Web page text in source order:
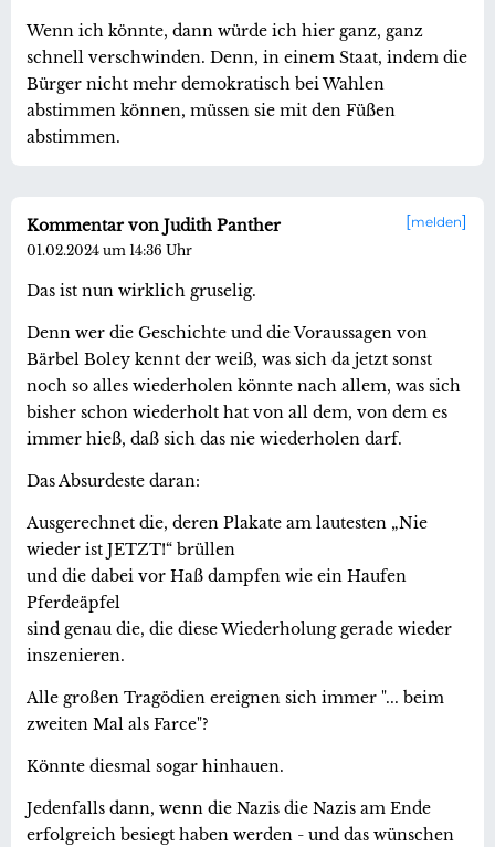
Wenn ich könnte, dann würde ich hier ganz, ganz
schnell verschwinden. Denn, in einem Staat, indem die
Bürger nicht mehr demokratisch bei Wahlen
abstimmen können, müssen sie mit den Füßen
abstimmen.
melden
Kommentar von Judith Panther
01.02.2024 um 14:36 Uhr
Das ist nun wirklich gruselig.
Denn wer die Geschichte und die Voraussagen von
Bärbel Boley kennt der weiß, was sich da jetzt sonst
noch so alles wiederholen könnte nach allem, was sich
bisher schon wiederholt hat von all dem, von dem es
immer hieß, daß sich das nie wiederholen darf.
Das Absurdeste daran:
Ausgerechnet die, deren Plakate am lautesten „Nie
wieder ist JETZT!“ brüllen
und die dabei vor Haß dampfen wie ein Haufen
Pferdeäpfel
sind genau die, die diese Wiederholung gerade wieder
inszenieren.
Alle großen Tragödien ereignen sich immer "... beim
zweiten Mal als Farce"?
Könnte diesmal sogar hinhauen.
Jedenfalls dann, wenn die Nazis die Nazis am Ende
erfolgreich besiegt haben werden - und das wünschen